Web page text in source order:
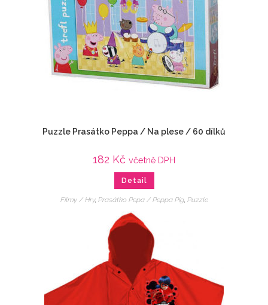
Puzzle Prasátko Peppa / Na plese / 60 dílků
182 Kč včetně DPH
Detail
Filmy / Hry, Prasátko Pepa / Peppa Pig, Puzzle